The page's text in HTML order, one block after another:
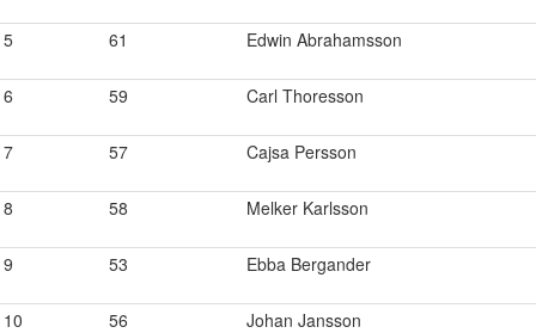
5 61 Edwin Abrahamsson
6 59 Carl Thoresson
7 57 Cajsa Persson
8 58 Melker Karlsson
9 53 Ebba Bergander
10 56 Johan Jansson